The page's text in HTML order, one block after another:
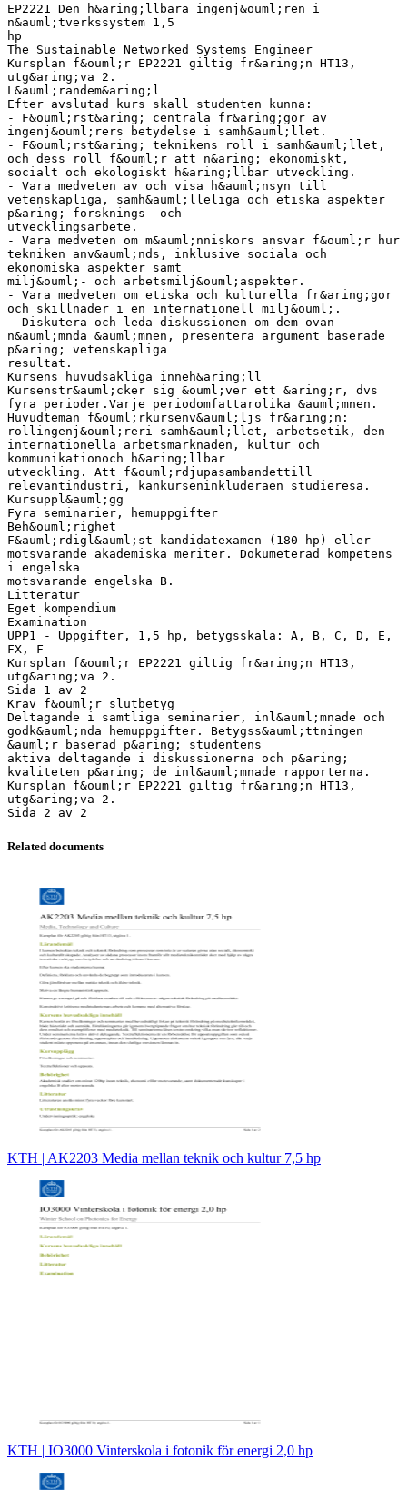
EP2221 Den h&aring;llbara ingenj&ouml;ren i
n&auml;tverkssystem 1,5
hp
The Sustainable Networked Systems Engineer
Kursplan f&ouml;r EP2221 giltig fr&aring;n HT13,
utg&aring;va 2.
L&auml;randem&aring;l
Efter avslutad kurs skall studenten kunna:
- F&ouml;rst&aring; centrala fr&aring;gor av
ingenj&ouml;rers betydelse i samh&auml;llet.
- F&ouml;rst&aring; teknikens roll i samh&auml;llet,
och dess roll f&ouml;r att n&aring; ekonomiskt,
socialt och ekologiskt h&aring;llbar utveckling.
- Vara medveten av och visa h&auml;nsyn till
vetenskapliga, samh&auml;lleliga och etiska aspekter
p&aring; forsknings- och
utvecklingsarbete.
- Vara medveten om m&auml;nniskors ansvar f&ouml;r hur
tekniken anv&auml;nds, inklusive sociala och
ekonomiska aspekter samt
milj&ouml;- och arbetsmilj&ouml;aspekter.
- Vara medveten om etiska och kulturella fr&aring;gor
och skillnader i en internationell milj&ouml;.
- Diskutera och leda diskussionen om dem ovan
n&auml;mnda &auml;mnen, presentera argument baserade
p&aring; vetenskapliga
resultat.
Kursens huvudsakliga inneh&aring;ll
Kursenstr&auml;cker sig &ouml;ver ett &aring;r, dvs
fyra perioder.Varje periodomfattarolika &auml;mnen.
Huvudteman f&ouml;rkursenv&auml;ljs fr&aring;n:
rollingenj&ouml;reri samh&auml;llet, arbetsetik, den
internationella arbetsmarknaden, kultur och
kommunikationoch h&aring;llbar
utveckling. Att f&ouml;rdjupasambandettill
relevantindustri, kankurseninkluderaen studieresa.
Kursuppl&auml;gg
Fyra seminarier, hemuppgifter
Beh&ouml;righet
F&auml;rdigl&auml;st kandidatexamen (180 hp) eller
motsvarande akademiska meriter. Dokumeterad kompetens
i engelska
motsvarande engelska B.
Litteratur
Eget kompendium
Examination
UPP1 - Uppgifter, 1,5 hp, betygsskala: A, B, C, D, E,
FX, F
Kursplan f&ouml;r EP2221 giltig fr&aring;n HT13,
utg&aring;va 2.
Sida 1 av 2
Krav f&ouml;r slutbetyg
Deltagande i samtliga seminarier, inl&auml;mnade och
godk&auml;nda hemuppgifter. Betygss&auml;ttningen
&auml;r baserad p&aring; studentens
aktiva deltagande i diskussionerna och p&aring;
kvaliteten p&aring; de inl&auml;mnade rapporterna.
Kursplan f&ouml;r EP2221 giltig fr&aring;n HT13,
utg&aring;va 2.
Related documents
KTH | AK2203 Media mellan teknik och kultur 7,5 hp
KTH | IO3000 Vinterskola i fotonik för energi 2,0 hp